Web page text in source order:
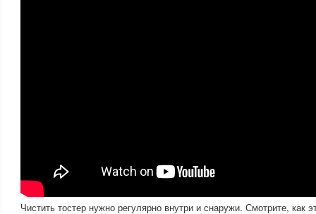
Чистить тостер нужно регулярно внутри и снаружи. Смотрите, как